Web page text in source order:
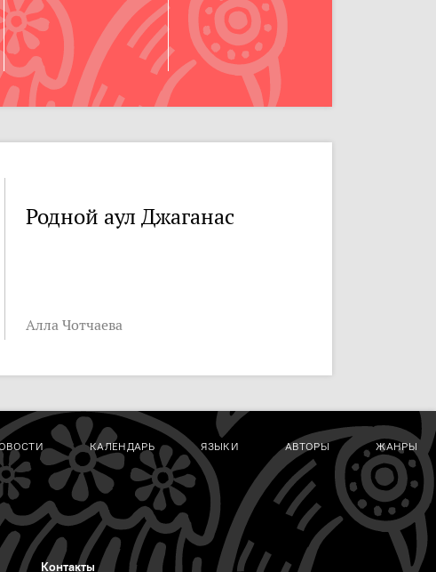
Родной аул Джаганас
Алла Чотчаева
КАЛЕНДАРЬ ЯЗЫКИ АВТОРЫ ЖАНРЫ
Контакты